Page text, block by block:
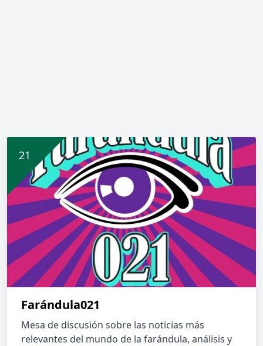
Farándula021
Mesa de discusión sobre las noticias más
relevantes del mundo de la farándula, análisis y